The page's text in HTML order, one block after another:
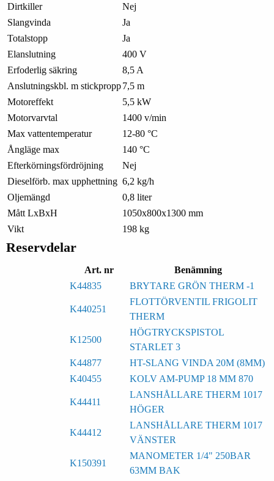
Dirtkiller
Nej
Slangvinda
Ja
Totalstopp
Ja
Elanslutning
400 V
Erfoderlig säkring
8,5 A
Anslutningskbl. m stickpropp7,5 m
Motoreffekt
5,5 kW
Motorvarvtal
1400 v/min
Max vattentemperatur
12-80 °C
Ångläge max
140 °C
Efterkörningsfördröjning
Nej
Dieselförb. max upphettning 6,2 kg/h
Oljemängd
0,8 liter
Mått LxBxH
1050x800x1300 mm
Vikt
198 kg
Reservdelar
Art. nr
Benämning
K44835
BRYTARE GRÖN THERM -1
K440251
FLOTTÖRVENTIL FRIGOLIT
THERM
K12500
HÖGTRYCKSPISTOL
STARLET 3
K44877
HT-SLANG VINDA 20M (8MM)
K40455
KOLV AM-PUMP 18 MM 870
K44411
LANSHÅLLARE THERM 1017
HÖGER
K44412
LANSHÅLLARE THERM 1017
VÄNSTER
K150391
MANOMETER 1/4" 250BAR
63MM BAK